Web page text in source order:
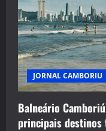
JORNAL CAMBORIU
Balneário
principais